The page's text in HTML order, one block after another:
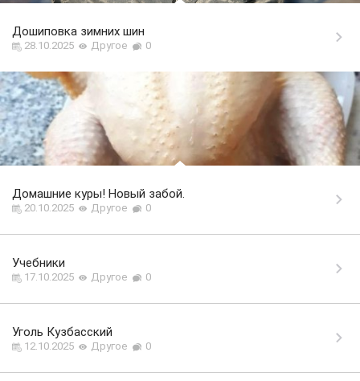
Дошиповка зимних шин
28.10.2025 Другое 0
Домашние куры! Новый забой.
20.10.2025 Другое 0
Учебники
17.10.2025 Другое 0
Уголь Кузбасский
12.10.2025 Другое 0